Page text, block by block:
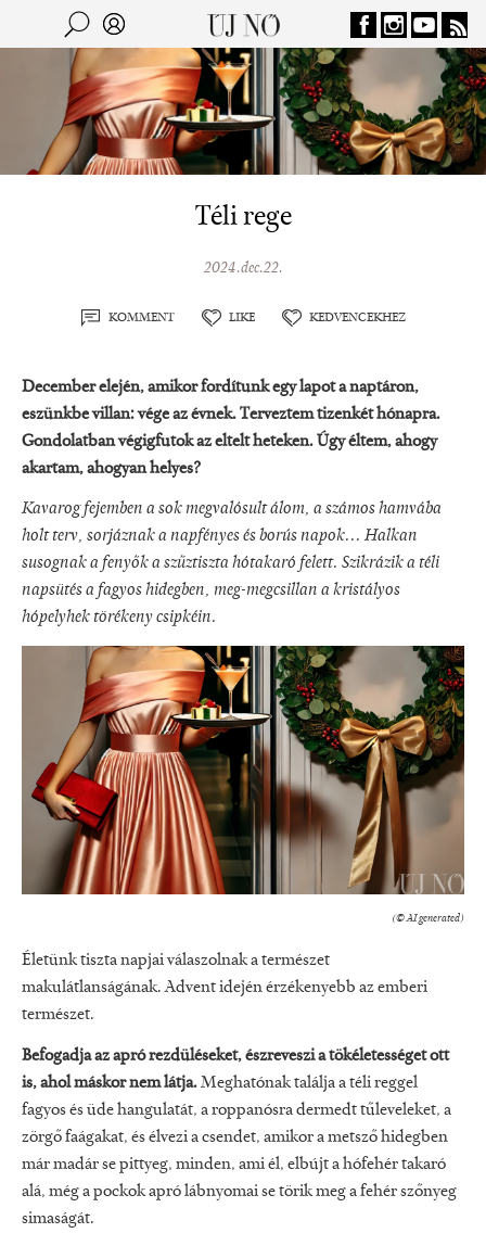
Jump to navigation
Kereső
Téli rege
2024.dec.22.
KOMMENT LIKE KEDVENCEKHEZ
December elején, amikor fordítunk egy lapot a naptáron,
eszünkbe villan: vége az évnek. Terveztem tizenkét hónapra.
Gondolatban végigfutok az eltelt heteken. Úgy éltem, ahogy
akartam, ahogyan helyes?
Kavarog fejemben a sok megvalósult álom, a számos hamvába
holt terv, sorjáznak a napfényes és borús napok... Halkan
susognak a fenyők a szűztiszta hótakaró felett. Szikrázik a téli
napsütés a fagyos hidegben, meg-megcsillan a kristályos
hópelyhek törékeny csipkéin.
(© AI generated)
Életünk tiszta napjai válaszolnak a természet
makulátlanságának. Advent idején érzékenyebb az emberi
természet.
Befogadja az apró rezdüléseket, észreveszi a tökéletességet ott
is, ahol máskor nem látja.Meghatónak találja a téli reggel
fagyos és üde hangulatát, a roppanósra dermedt tűleveleket, a
zörgő faágakat, és élvezi a csendet, amikor a metsző hidegben
már madár se pittyeg, minden, ami él, elbújt a hófehér takaró
alá, még a pockok apró lábnyomai se törik meg a fehér szőnyeg
simaságát.